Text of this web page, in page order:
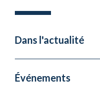
Dans l'actualité
Événements